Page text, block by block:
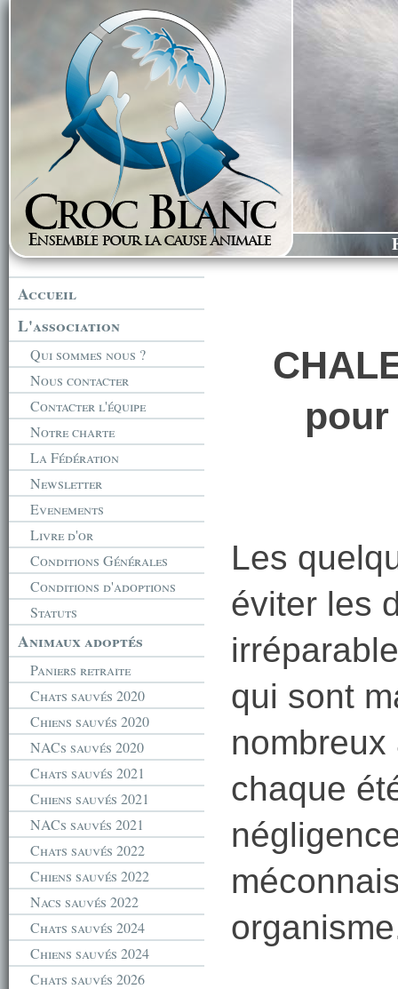
Accueil
L'association
Qui sommes nous ?
Nous contacter
Contacter l'équipe
Notre charte
La Fédération
Newsletter
Evenements
Livre d'or
Conditions Générales
Conditions d'adoptions
Statuts
Animaux adoptés
Paniers retraite
Chats sauvés 2020
Chiens sauvés 2020
NACs sauvés 2020
Chats sauvés 2021
Chiens sauvés 2021
NACs sauvés 2021
Chats sauvés 2022
Chiens sauvés 2022
Nacs sauvés 2022
Chats sauvés 2024
Chiens sauvés 2024
Chats sauvés 2026
Les
éviter les
qui sont
chaque